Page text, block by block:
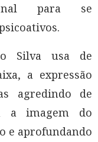
para se
Silva usa de
a expressão
agredindo de
a imagem do
e aprofundando